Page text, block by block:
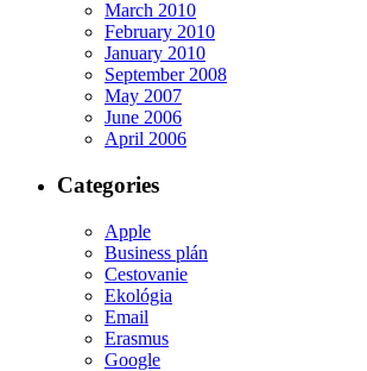
March 2010
February 2010
January 2010
September 2008
May 2007
June 2006
April 2006
Categories
Apple
Business plán
Cestovanie
Ekológia
Email
Erasmus
Google